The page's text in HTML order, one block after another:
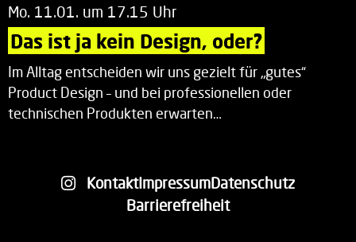
Mo. 11.01. um 17.15 Uhr
Das ist ja kein Design, oder?
Im Alltag entscheiden wir uns gezielt für „gutes“
Product Design – und bei professionellen oder
technischen Produkten erwarten…
KontaktImpressumDatenschutz
Barrierefreiheit